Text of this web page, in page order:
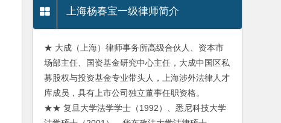
上海杨春宝一级律师简介
★ 大成（上海）律师事务所高级合伙人、资本市
场部主任、国资基金研究中心主任，大成中国区私
募股权与投资基金专业带头人，上海涉外法律人才
库成员，具有上市公司独立董事任职资格。
★★ 复旦大学法学学士（1992）、悉尼科技大学